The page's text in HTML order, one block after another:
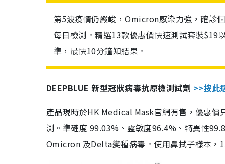
第5波疫情仍嚴峻，Omicron感染力強，確診
每日檢測。精選13款優惠價快速測試套裝$19
準，最快10分鐘知結果。
DEEPBLUE 新型冠狀病毒抗原檢測試劑 >>按此
產品現時於HK Medical Mask官網有售，優惠
測。準確度 99.03%、靈敏度96.4%、特異性
Omicron 及Delta變種病毒。使用鼻拭子樣本，